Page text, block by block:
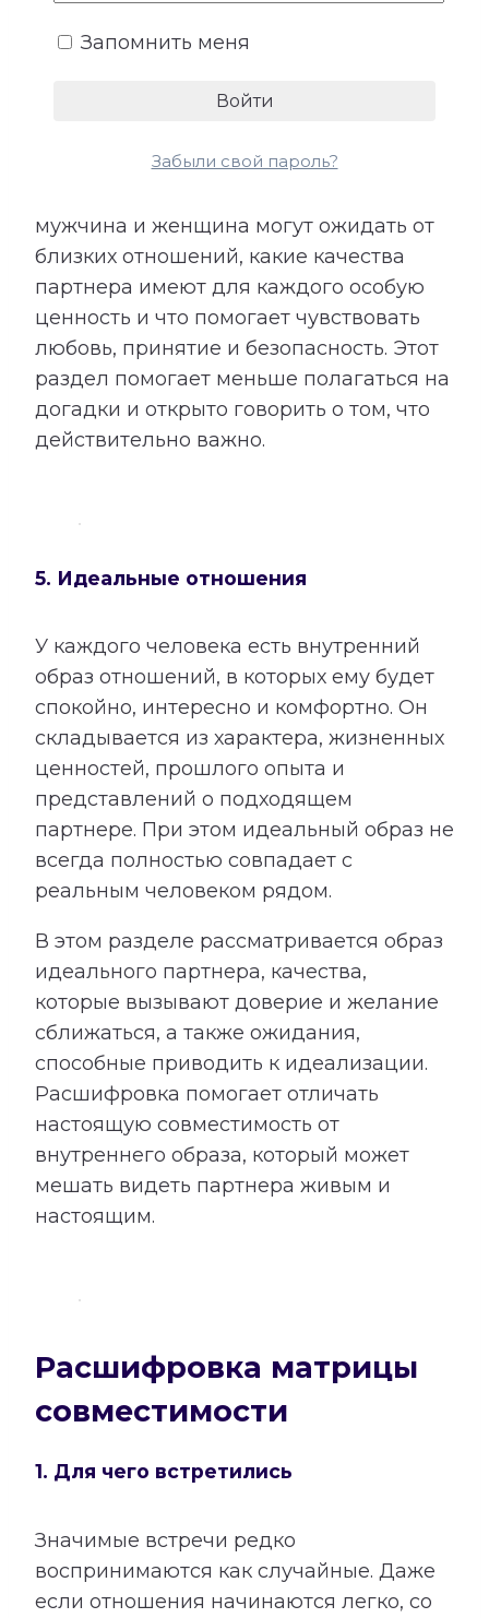
потребности произносятся вслух,
становится причиной обид и
мужчина и женщина могут ожидать от
близких отношений, какие качества
партнера имеют для каждого особую
ценность и что помогает чувствовать
любовь, принятие и безопасность. Этот
раздел помогает меньше полагаться на
догадки и открыто говорить о том, что
действительно важно.
5. Идеальные отношения
У каждого человека есть внутренний
образ отношений, в которых ему будет
спокойно, интересно и комфортно. Он
складывается из характера, жизненных
ценностей, прошлого опыта и
представлений о подходящем
партнере. При этом идеальный образ не
всегда полностью совпадает с
реальным человеком рядом.
В этом разделе рассматривается образ
идеального партнера, качества,
которые вызывают доверие и желание
сближаться, а также ожидания,
способные приводить к идеализации.
Расшифровка помогает отличать
настоящую совместимость от
внутреннего образа, который может
мешать видеть партнера живым и
настоящим.
Расшифровка матрицы
совместимости
1. Для чего встретились
Значимые встречи редко
воспринимаются как случайные. Даже
если отношения начинаются легко, со
Запомнить меня
Забыли свой пароль?